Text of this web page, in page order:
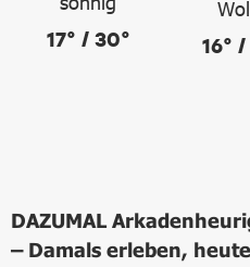
17° / 30° 16°
DAZUMAL
– Damals erleben,